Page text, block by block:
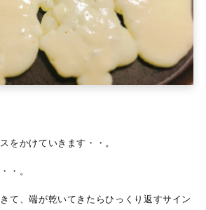
をかけていきます・・。
・。
て、端が乾いてきたらひっくり返すサイン